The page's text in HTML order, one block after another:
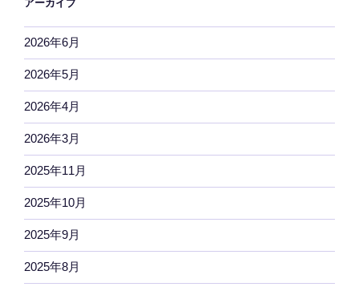
アーカイブ
2026年6月
2026年5月
2026年4月
2026年3月
2025年11月
2025年10月
2025年9月
2025年8月